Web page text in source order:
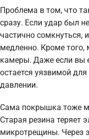
Проблема в том, что
сразу. Если удар был
частично сомкнуться,
медленно. Кроме того,
камеры. Даже если вы
остается уязвимой
давлении.
Сама покрышка тоже
Старая резина теряет
микротрещины. Через